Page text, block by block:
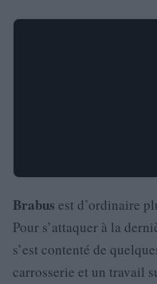
Brabus est d’ordinaire
Pour s’attaquer à la
s’est contenté de
carrosserie et un travail